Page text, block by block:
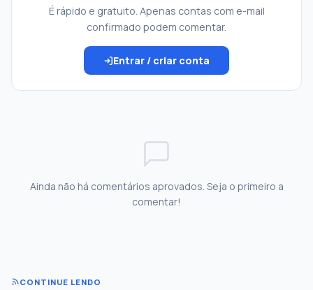
É rápido e gratuito. Apenas contas com e-mail
confirmado podem comentar.
Entrar / criar conta
Ainda não há comentários aprovados. Seja o primeiro a
comentar!
CONTINUE LENDO